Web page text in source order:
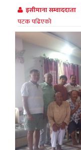
इसीमाना सम्वाददाता
पटक पढिएको